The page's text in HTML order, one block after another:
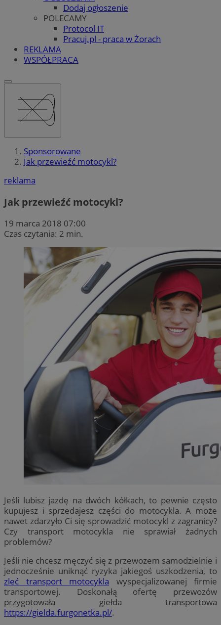
Dodaj ogłoszenie
POLECAMY
Protocol IT
Pracuj.pl - praca w Żorach
REKLAMA
WSPÓŁPRACA
Sponsorowane
Jak przewieźć motocykl?
reklama
Jak przewieźć motocykl?
19 marca 2018 07:00
Czas czytania: 2 min.
Jeśli lubisz jazdę na dwóch kółkach, to pewnie często
kupujesz i sprzedajesz części do motocykla. A może
nawet zdarzyło Ci się sprowadzić motocykl z zagranicy?
Czy transport motocykla nie sprawiał żadnych
problemów?
Jeśli nie chcesz męczyć się z przewozem samodzielnie i
jednocześnie uniknąć ryzyka jakiegoś uszkodzenia, to
zleć transport motocykla wyspecjalizowanej firmie
transportowej. Doskonałą ofertę przewozów
przygotowała giełda transportowa
https://gielda.furgonetka.pl/.